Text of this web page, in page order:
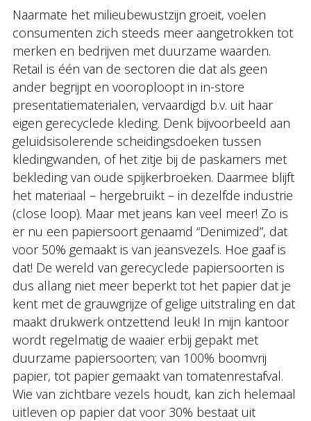
Naarmate het milieubewustzijn groeit, voelen
consumenten zich steeds meer aangetrokken tot
merken en bedrijven met duurzame waarden.
Retail is één van de sectoren die dat als geen
ander begrijpt en vooroploopt in in-store
presentatiematerialen, vervaardigd b.v. uit haar
eigen gerecyclede kleding. Denk bijvoorbeeld aan
geluidsisolerende scheidingsdoeken tussen
kledingwanden, of het zitje bij de paskamers met
bekleding van oude spijkerbroeken. Daarmee blijft
het materiaal – hergebruikt – in dezelfde industrie
(close loop). Maar met jeans kan veel meer! Zo is
er nu een papiersoort genaamd “Denimized”, dat
voor 50% gemaakt is van jeansvezels. Hoe gaaf is
dat! De wereld van gerecyclede papiersoorten is
dus allang niet meer beperkt tot het papier dat je
kent met de grauwgrijze of gelige uitstraling en dat
maakt drukwerk ontzettend leuk! In mijn kantoor
wordt regelmatig de waaier erbij gepakt met
duurzame papiersoorten; van 100% boomvrij
papier, tot papier gemaakt van tomatenrestafval.
Wie van zichtbare vezels houdt, kan zich helemaal
uitleven op papier dat voor 30% bestaat uit